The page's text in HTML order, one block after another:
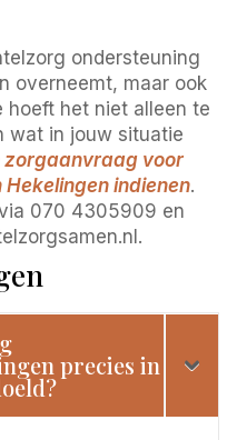
ondersteuning
overneemt, maar ook
het niet alleen te
wat in jouw situatie
zorgaanvraag voor
indienen.
070 4305909 en
precies in